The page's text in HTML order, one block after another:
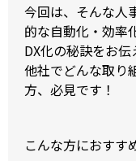
今回は、そんな人
的な自動化・効率
DX化の秘訣をお伝
他社でどんな取り
方、必見です！
こんな方におすす